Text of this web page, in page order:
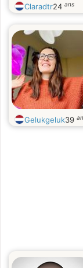
Claradtr24 ans
Gelukgeluk39